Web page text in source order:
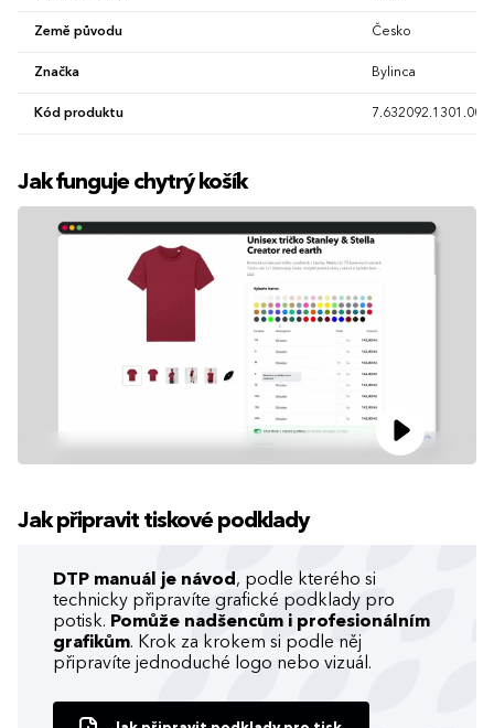
Země původu Česko
Značka Bylinca
Kód produktu 7.632092.1301.00
Jak funguje chytrý košík
Jak připravit tiskové podklady
DTP manuál je návod , podle kterého si
technicky připravíte grafické podklady pro
potisk. Pomůže nadšencům i profesionálním
grafikům. Krok za krokem si podle něj
připravíte jednoduché logo nebo vizuál.